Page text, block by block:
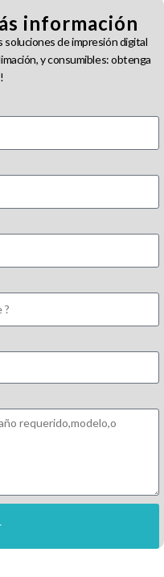
información
de impresión digital
y consumibles: obtenga